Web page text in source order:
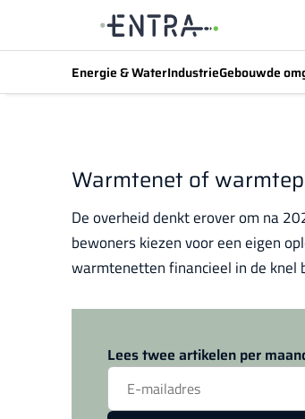
Energie & WaterIndustrieGebouwde
Warmtenet of
De overheid denkt erover om na
bewoners kiezen voor een eigen
warmtenetten financieel in de knel
Lees twee artikelen per